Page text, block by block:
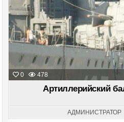
0 478
Артиллерийский
АДМИНИСТРАТОР